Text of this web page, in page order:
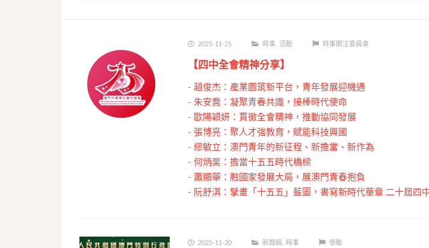
2025-11-25 時事 活動 時事關注委員會
【四中全會精神分享】
- 趙俊杰：產業園筑新平台，青年發展迎機遇
- 朱安喬：凝聚青春共識，接棒時代使命
- 歐陽穎妍：貫徹全會精神，推動協同發展
- 張博亮：聚人才強教育，賦能科技興國
- 繆敏立：澳門青年的新征程、新擔當、新作為
- 何炳昊：擔當十五五時代橋樑
- 蕭顯華：融國家發展大局，展澳門青春抱負
- 阮舒淇：擘畫「十五五」藍圖，書寫新時代華章 二十屆四
2025-11-20 新聞稿 時事 學聯